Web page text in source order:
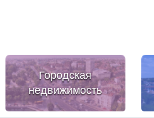
Городская
недвижимость